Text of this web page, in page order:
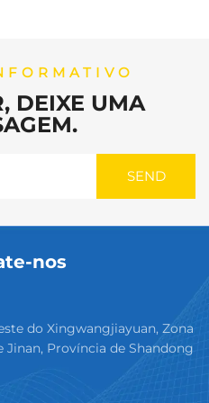
DEIXE UMA
nos
do Xingwangjiayuan, Zona
Jinan, Província de Shandong